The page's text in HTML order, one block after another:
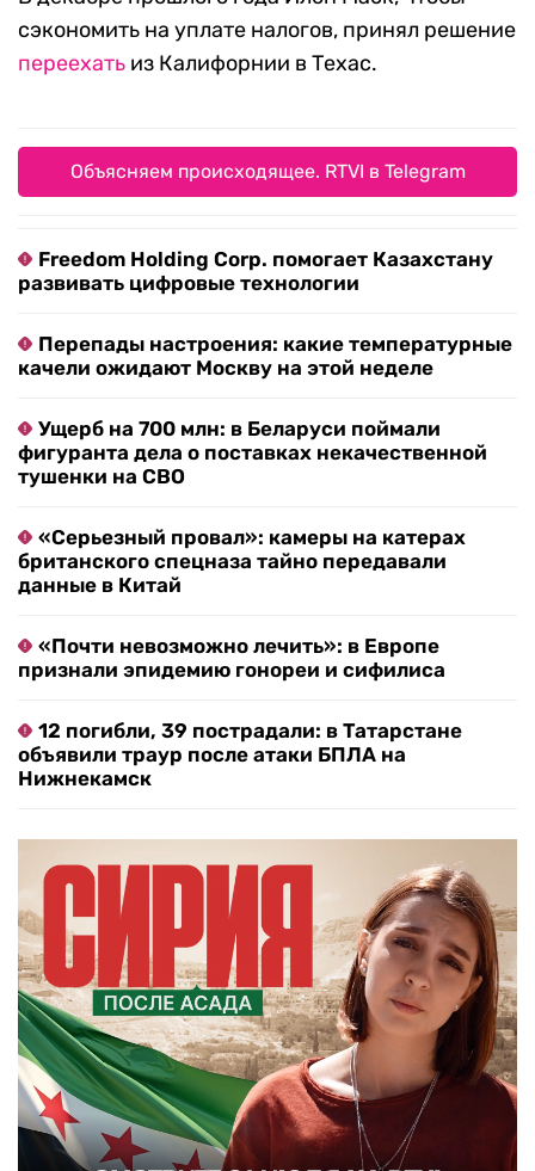
сэкономить на уплате налогов, принял решение
переехать из Калифорнии в Техас.
Объясняем происходящее. RTVI в Telegram
Freedom Holding Corp. помогает Казахстану
развивать цифровые технологии
Перепады настроения: какие температурные
качели ожидают Москву на этой неделе
Ущерб на 700 млн: в Беларуси поймали
фигуранта дела о поставках некачественной
тушенки на СВО
«Серьезный провал»: камеры на катерах
британского спецназа тайно передавали
данные в Китай
«Почти невозможно лечить»: в Европе
признали эпидемию гонореи и сифилиса
12 погибли, 39 пострадали: в Татарстане
объявили траур после атаки БПЛА на
Нижнекамск